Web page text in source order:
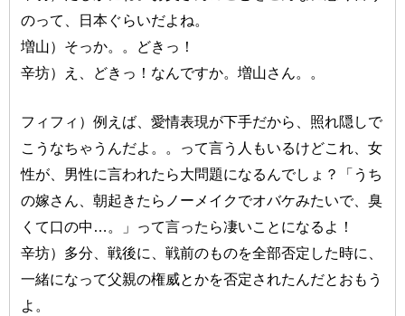
のって、日本ぐらいだよね。
増山）そっか。。どきっ！
辛坊）え、どきっ！なんですか。増山さん。。
フィフィ）例えば、愛情表現が下手だから、照れ隠しで
こうなちゃうんだよ。。って言う人もいるけどこれ、女
性が、男性に言われたら大問題になるんでしょ？「うち
の嫁さん、朝起きたらノーメイクでオバケみたいで、臭
くて口の中…。」って言ったら凄いことになるよ！
辛坊）多分、戦後に、戦前のものを全部否定した時に、
一緒になって父親の権威とかを否定されたんだとおもう
よ。